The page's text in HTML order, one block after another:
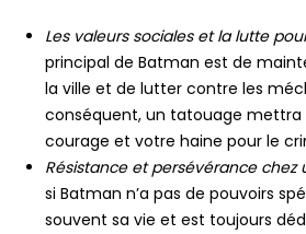
Les valeurs sociales et la lutte
principal de Batman est de
la ville et de lutter contre les
conséquent, un tatouage mettra
courage et votre haine pour le
Résistance et persévérance chez
si Batman n’a pas de pouvoirs
souvent sa vie et est toujours